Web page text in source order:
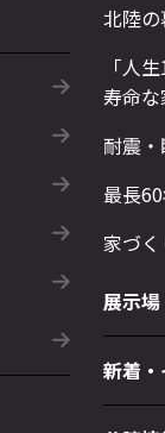
北陸
「人
寿命な
耐震
最長
家づ
展示場
新着